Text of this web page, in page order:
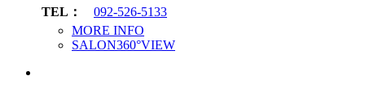
TEL：
092-526-5133
MORE INFO
SALON360°VIEW